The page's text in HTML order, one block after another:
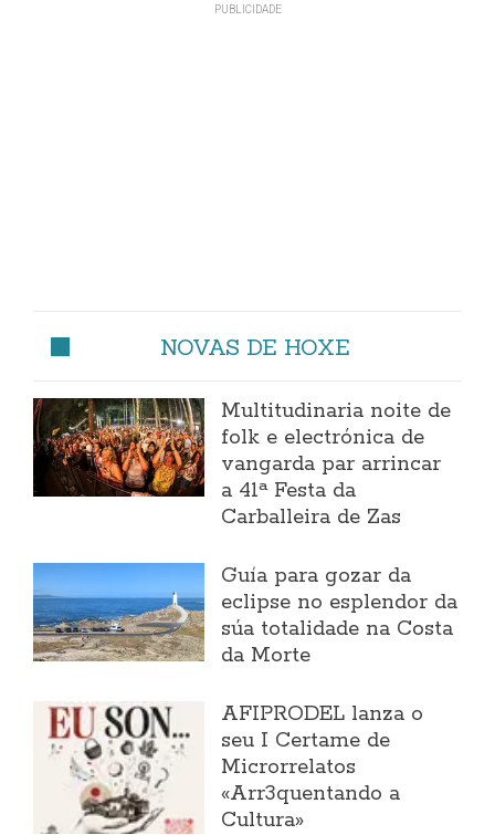
NOVAS DE HOXE
Multitudinaria noite de
folk e electrónica de
vangarda par arrincar
a 41ª Festa da
Carballeira de Zas
Guía para gozar da
eclipse no esplendor da
súa totalidade na Costa
da Morte
AFIPRODEL lanza o
seu I Certame de
Microrrelatos
«Arr3quentando a
Cultura»